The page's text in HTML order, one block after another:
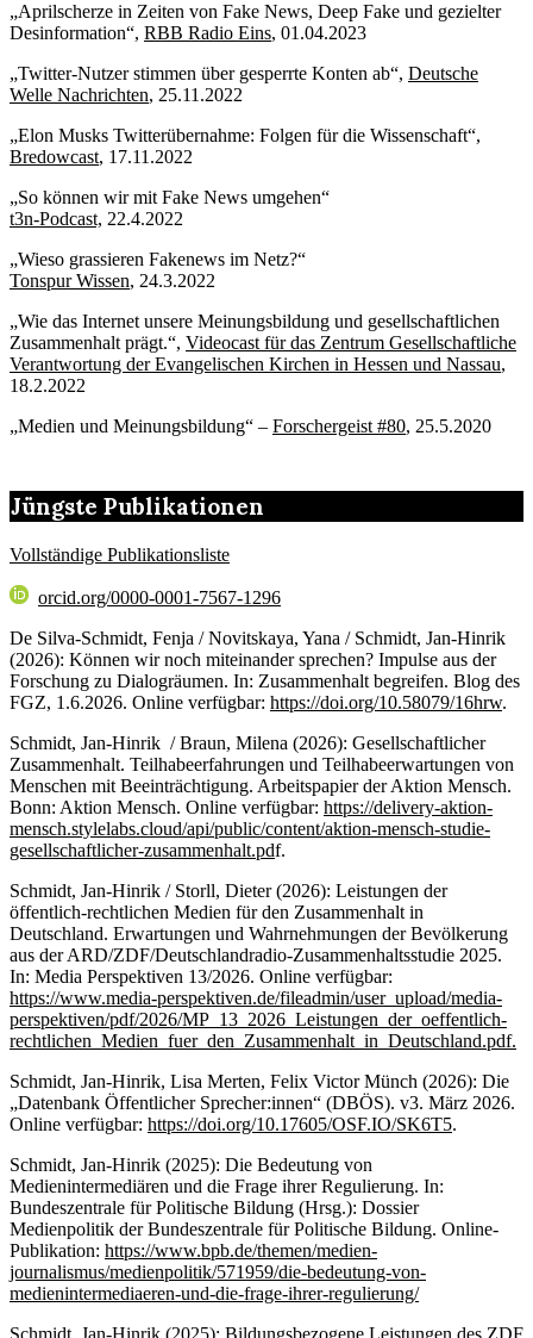
„Aprilscherze in Zeiten von Fake News, Deep Fake und gezielter
Desinformation“, RBB Radio Eins, 01.04.2023
„Twitter-Nutzer stimmen über gesperrte Konten ab“, Deutsche
Welle Nachrichten, 25.11.2022
„Elon Musks Twitterübernahme: Folgen für die Wissenschaft“,
Bredowcast, 17.11.2022
„So können wir mit Fake News umgehen“
t3n-Podcast, 22.4.2022
„Wieso grassieren Fakenews im Netz?“
Tonspur Wissen, 24.3.2022
„Wie das Internet unsere Meinungsbildung und gesellschaftlichen
Zusammenhalt prägt.“, Videocast für das Zentrum Gesellschaftliche
Verantwortung der Evangelischen Kirchen in Hessen und Nassau,
18.2.2022
„Medien und Meinungsbildung“ – Forschergeist #80, 25.5.2020
Jüngste Publikationen
Vollständige Publikationsliste
orcid.org/0000-0001-7567-1296
De Silva-Schmidt, Fenja / Novitskaya, Yana / Schmidt, Jan-Hinrik
(2026): Können wir noch miteinander sprechen? Impulse aus der
Forschung zu Dialogräumen. In: Zusammenhalt begreifen. Blog des
FGZ, 1.6.2026. Online verfügbar: https://doi.org/10.58079/16hrw.
Schmidt, Jan-Hinrik / Braun, Milena (2026): Gesellschaftlicher
Zusammenhalt. Teilhabeerfahrungen und Teilhabeerwartungen von
Menschen mit Beeinträchtigung. Arbeitspapier der Aktion Mensch.
Bonn: Aktion Mensch. Online verfügbar: https://delivery-aktion-
mensch.stylelabs.cloud/api/public/content/aktion-mensch-studie-
gesellschaftlicher-zusammenhalt.pdf.
Schmidt, Jan-Hinrik / Storll, Dieter (2026): Leistungen der
öffentlich-rechtlichen Medien für den Zusammenhalt in
Deutschland. Erwartungen und Wahrnehmungen der Bevölkerung
aus der ARD/ZDF/Deutschlandradio-Zusammenhaltsstudie 2025.
In: Media Perspektiven 13/2026. Online verfügbar:
https://www.media-perspektiven.de/fileadmin/user_upload/media-
perspektiven/pdf/2026/MP_13_2026_Leistungen_der_oeffentlich-
rechtlichen_Medien_fuer_den_Zusammenhalt_in_Deutschland.pdf.
Schmidt, Jan-Hinrik, Lisa Merten, Felix Victor Münch (2026): Die
„Datenbank Öffentlicher Sprecher:innen“ (DBÖS). v3. März 2026.
Online verfügbar: https://doi.org/10.17605/OSF.IO/SK6T5.
Schmidt, Jan-Hinrik (2025): Die Bedeutung von
Medienintermediären und die Frage ihrer Regulierung. In:
Bundeszentrale für Politische Bildung (Hrsg.): Dossier
Medienpolitik der Bundeszentrale für Politische Bildung. Online-
Publikation: https://www.bpb.de/themen/medien-
journalismus/medienpolitik/571959/die-bedeutung-von-
medienintermediaeren-und-die-frage-ihrer-regulierung/